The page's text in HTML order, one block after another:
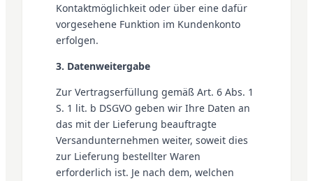
Kontaktmöglichkeit oder über eine dafür
vorgesehene Funktion im Kundenkonto
erfolgen.
3. Datenweitergabe
Zur Vertragserfüllung gemäß Art. 6 Abs. 1
S. 1 lit. b DSGVO geben wir Ihre Daten an
das mit der Lieferung beauftragte
Versandunternehmen weiter, soweit dies
zur Lieferung bestellter Waren
erforderlich ist. Je nach dem, welchen